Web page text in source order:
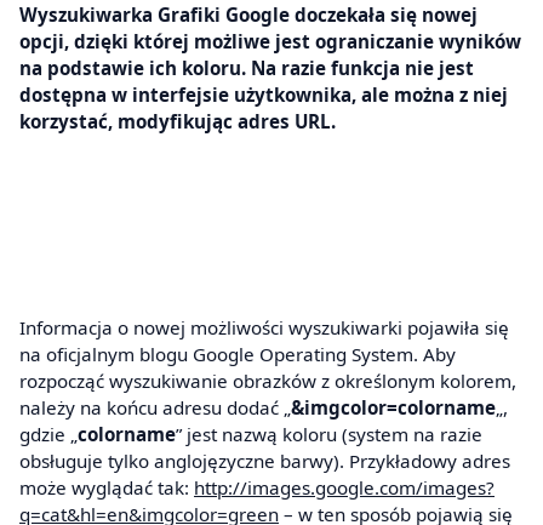
Wyszukiwarka Grafiki Google doczekała się nowej
opcji, dzięki której możliwe jest ograniczanie wyników
na podstawie ich koloru. Na razie funkcja nie jest
dostępna w interfejsie użytkownika, ale można z niej
korzystać, modyfikując adres URL.
Informacja o nowej możliwości wyszukiwarki pojawiła się
na oficjalnym blogu Google Operating System. Aby
rozpocząć wyszukiwanie obrazków z określonym kolorem,
należy na końcu adresu dodać „&imgcolor=colorname„,
gdzie „colorname” jest nazwą koloru (system na razie
obsługuje tylko anglojęzyczne barwy). Przykładowy adres
może wyglądać tak: http://images.google.com/images?
q=cat&hl=en&imgcolor=green – w ten sposób pojawią się